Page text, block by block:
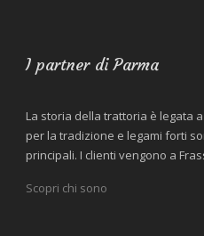
I partner di Parma
La storia della trattoria è legata
per la tradizione e legami forti
principali. I clienti vengono a
Scopri chi sono